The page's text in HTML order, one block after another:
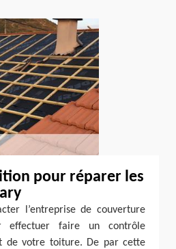
pour réparer les
l’entreprise de couverture
effectuer faire un contrôle
de votre toiture. De par cette